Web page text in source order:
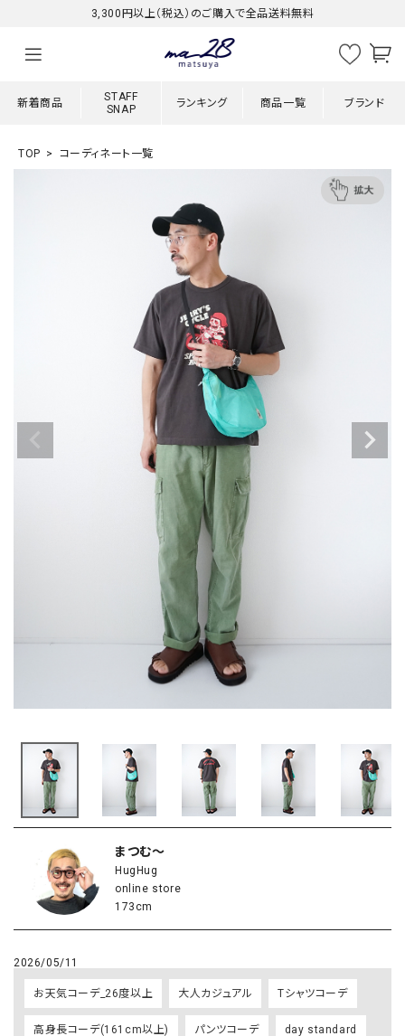
3,300円以上（税込）のご購入で全品送料無料
新着商品
STAFF
SNAP
ランキング 商品一覧 ブランド
TOP コーディネート一覧
まつむ～
HugHug
online store
173cm
2026/05/11
お天気コーデ_26度以上 大人カジュアル Tシャツコーデ
高身長コーデ(161cm以上) パンツコーデ day standard